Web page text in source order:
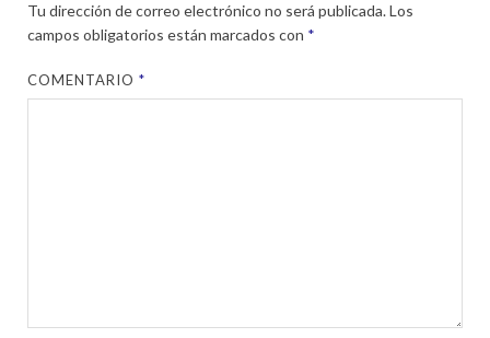
Tu dirección de correo electrónico no será publicada.Los
campos obligatorios están marcados con *
COMENTARIO*